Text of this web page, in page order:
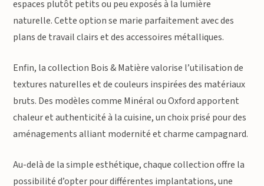
espaces plutôt petits ou peu exposés à la lumière
naturelle. Cette option se marie parfaitement avec des
plans de travail clairs et des accessoires métalliques.
Enfin, la collection Bois & Matière valorise l’utilisation de
textures naturelles et de couleurs inspirées des matériaux
bruts. Des modèles comme Minéral ou Oxford apportent
chaleur et authenticité à la cuisine, un choix prisé pour des
aménagements alliant modernité et charme campagnard.
Au-delà de la simple esthétique, chaque collection offre la
possibilité d’opter pour différentes implantations, une